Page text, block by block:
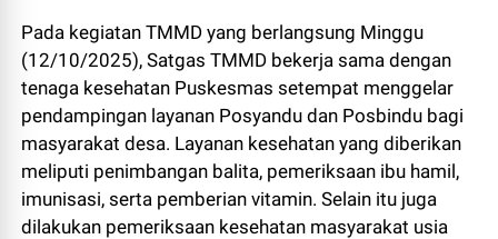
Pada kegiatan TMMD yang berlangsung Minggu
(12/10/2025), Satgas TMMD bekerja sama dengan
tenaga kesehatan Puskesmas setempat menggelar
pendampingan layanan Posyandu dan Posbindu bagi
masyarakat desa. Layanan kesehatan yang diberikan
meliputi penimbangan balita, pemeriksaan ibu hamil,
imunisasi, serta pemberian vitamin. Selain itu juga
dilakukan pemeriksaan kesehatan masyarakat usia